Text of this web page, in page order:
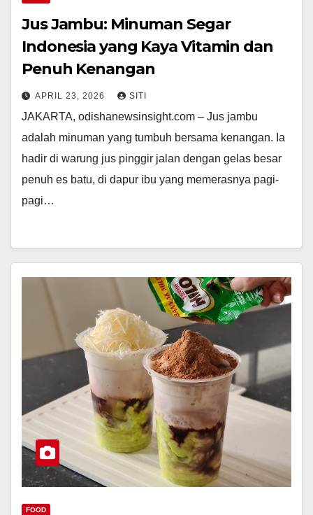
Jus Jambu: Minuman Segar
Indonesia yang Kaya Vitamin dan
Penuh Kenangan
APRIL 23, 2026 SITI
JAKARTA, odishanewsinsight.com – Jus jambu
adalah minuman yang tumbuh bersama kenangan. Ia
hadir di warung jus pinggir jalan dengan gelas besar
penuh es batu, di dapur ibu yang memerasnya pagi-
pagi…
FOOD